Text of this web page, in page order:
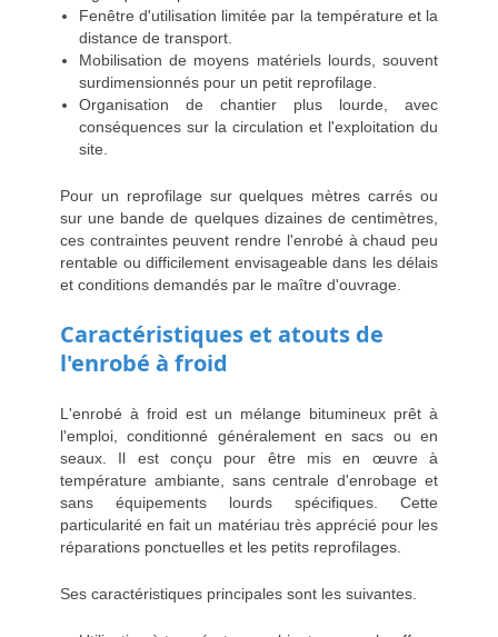
Fenêtre d'utilisation limitée par la température et la
distance de transport.
Mobilisation de moyens matériels lourds, souvent
surdimensionnés pour un petit reprofilage.
Organisation de chantier plus lourde, avec
conséquences sur la circulation et l'exploitation du
site.
Pour un reprofilage sur quelques mètres carrés ou
sur une bande de quelques dizaines de centimètres,
ces contraintes peuvent rendre l'enrobé à chaud peu
rentable ou difficilement envisageable dans les délais
et conditions demandés par le maître d'ouvrage.
Caractéristiques et atouts de
l'enrobé à froid
L'enrobé à froid est un mélange bitumineux prêt à
l'emploi, conditionné généralement en sacs ou en
seaux. Il est conçu pour être mis en œuvre à
température ambiante, sans centrale d'enrobage et
sans équipements lourds spécifiques. Cette
particularité en fait un matériau très apprécié pour les
réparations ponctuelles et les petits reprofilages.
Ses caractéristiques principales sont les suivantes.